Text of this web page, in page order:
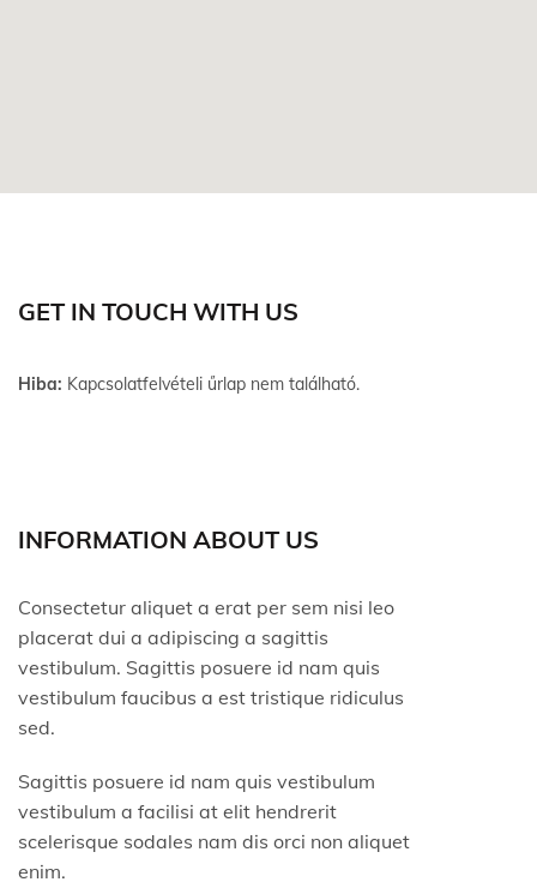
GET IN TOUCH WITH US
Hiba: Kapcsolatfelvételi űrlap nem található.
INFORMATION ABOUT US
Consectetur aliquet a erat per sem nisi leo
placerat dui a adipiscing a sagittis
vestibulum. Sagittis posuere id nam quis
vestibulum faucibus a est tristique ridiculus
sed.
Sagittis posuere id nam quis vestibulum
vestibulum a facilisi at elit hendrerit
scelerisque sodales nam dis orci non aliquet
enim.